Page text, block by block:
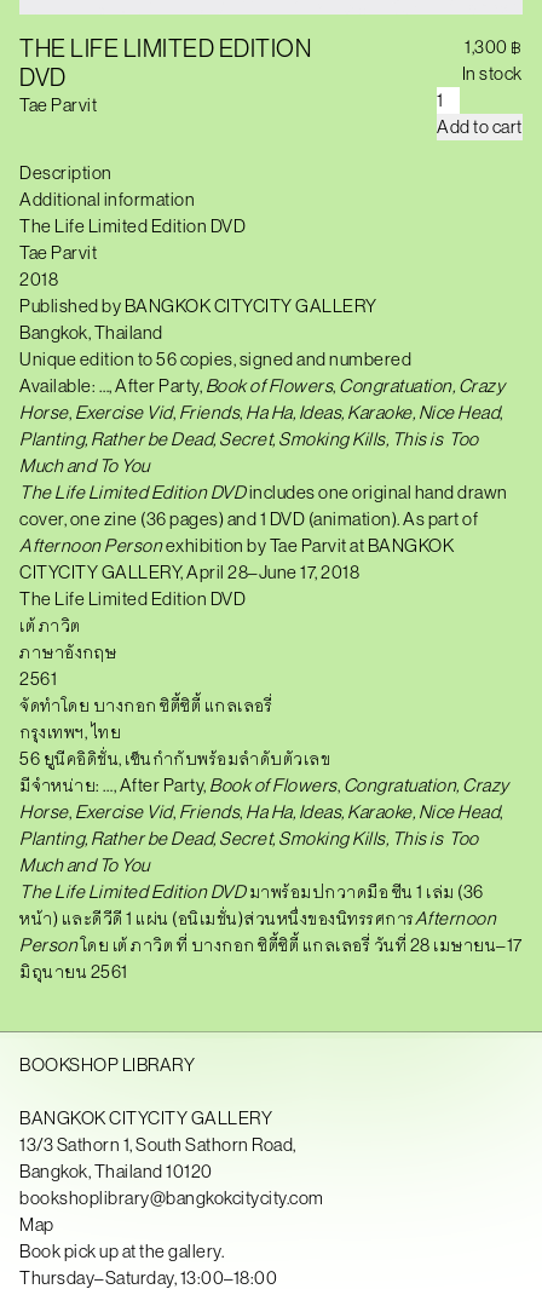
THE LIFE LIMITED EDITION
DVD
Tae Parvit
1,300 ฿
In stock
T
H
E
D
I
T
I
D
V
D
q
Add to cart
Description
Additional information
The Life Limited Edition DVD
Tae Parvit
2018
Published by BANGKOK CITYCITY GALLERY
Bangkok, Thailand
Unique edition to 56 copies, signed and numbered
Available: …, After Party, Book of Flowers, Congratuation, Crazy
Horse, Exercise Vid, Friends, Ha Ha, Ideas, Karaoke, Nice Head,
Planting, Rather be Dead, Secret, Smoking Kills, This is Too
Muchand To You
The Life Limited Edition DVDincludes one original hand drawn
cover, one zine (36pages) and 1 DVD (animation).As part of
Afternoon Personexhibition by Tae Parvit at BANGKOK
CITYCITY GALLERY, April 28–June 17, 2018
The Life Limited Edition DVD
เต้ ภาวิต
ภาษาอังกฤษ
2561
จัดทำโดย บางกอก ซิตี้ซิตี้ แกลเลอรี่
กรุงเทพฯ, ไทย
56 ยูนีคอิดิชั่น, เซ็นกำกับพร้อมลำดับตัวเลข
มีจำหน่าย: …, After Party, Book of Flowers, Congratuation, Crazy
Horse, Exercise Vid, Friends, Ha Ha, Ideas, Karaoke, Nice Head,
Planting, Rather be Dead, Secret, Smoking Kills, This is Too
Muchand To You
The LifeLimited Edition DVDมาพร้อมปกวาดมือ ซีน 1 เล่ม (36
หน้า) และดีวีดี 1 แผ่น (อนิเมชั่น)ส่วนหนึ่งของนิทรรศการAfternoon
Personโดย เต้ ภาวิต ที่ บางกอก ซิตี้ซิตี้ แกลเลอรี่ วันที่ 28 เมษายน–17
มิถุนายน 2561
BOOKSHOP LIBRARY
BANGKOK CITYCITY GALLERY
13/3 Sathorn 1, South Sathorn Road,
Bangkok, Thailand 10120
bookshoplibrary@bangkokcitycity.com
Map
Book pick up at the gallery.
Thursday–Saturday, 13:00–18:00